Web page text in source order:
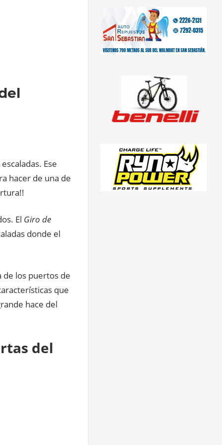
Ese
hacer de una de
El Giro de
donde el
de los puertos de
que
hace del
del